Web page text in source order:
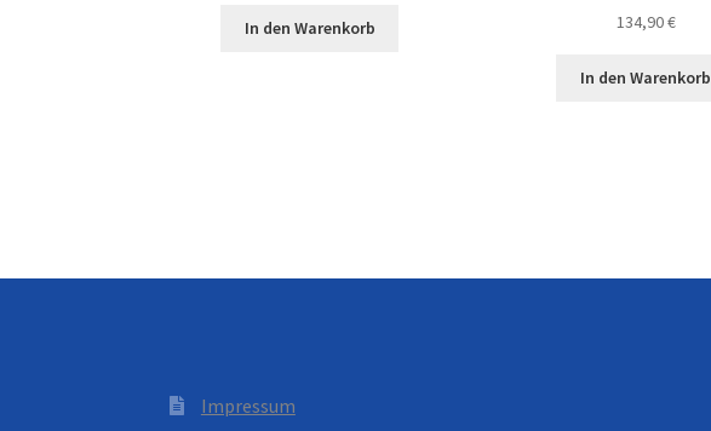
In den Warenkorb 134,90€
In den Warenkorb
Impressum